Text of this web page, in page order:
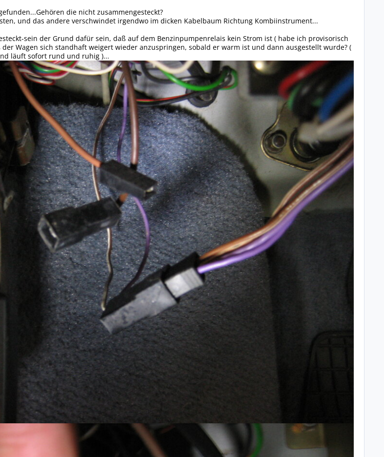
die nicht zusammengesteckt?
und das andere verschwindet irgendwo im dicken Kabelbaum Richtung Kombiinstrument...
sein der Grund dafür sein, daß auf dem Benzinpumpenrelais kein Strom ist ( habe ich provisorisch
Wagen sich standhaft weigert wieder anzuspringen, sobald er warm ist und dann ausgestellt wurde? (
läuft sofort rund und ruhig )...